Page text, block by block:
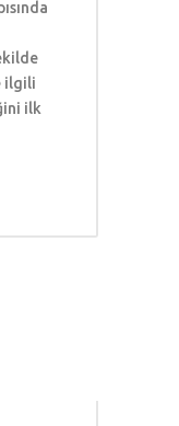
ilgili
ilk